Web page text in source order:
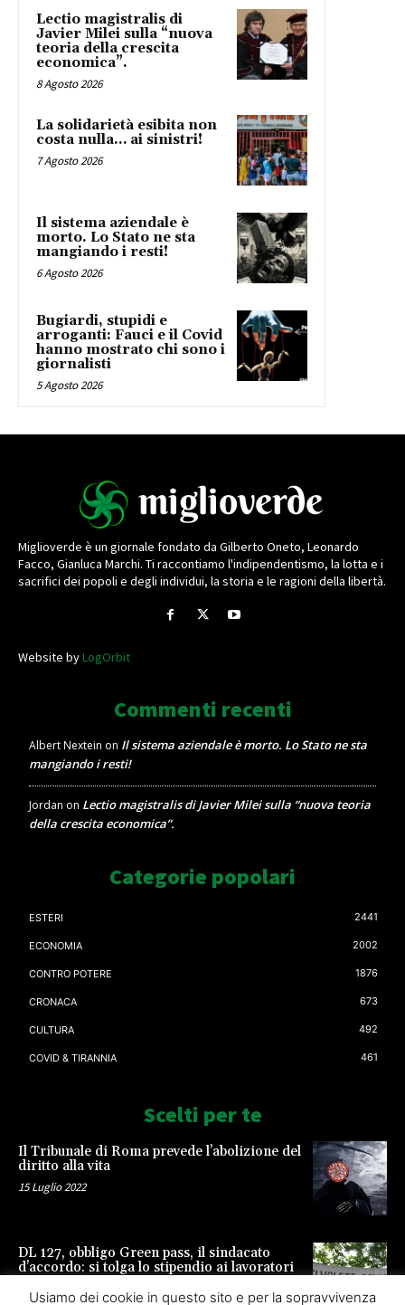
Lectio magistralis di
Javier Milei sulla “nuova
teoria della crescita
economica”.
8 Agosto 2026
La solidarietà esibita non
costa nulla… ai sinistri!
7 Agosto 2026
Il sistema aziendale è
morto. Lo Stato ne sta
mangiando i resti!
6 Agosto 2026
Bugiardi, stupidi e
arroganti: Fauci e il Covid
hanno mostrato chi sono i
giornalisti
5 Agosto 2026
Miglioverde è un giornale fondato da Gilberto Oneto, Leonardo
Facco, Gianluca Marchi. Ti raccontiamo l'indipendentismo, la lotta e i
sacrifici dei popoli e degli individui, la storia e le ragioni della libertà.
Website byLogOrbit
Commenti recenti
Albert Nextein on Il sistema aziendale è morto. Lo Stato ne sta
mangiando i resti!
Jordan on Lectio magistralis di Javier Milei sulla “nuova teoria
della crescita economica”.
Categorie popolari
ESTERI 2441
ECONOMIA 2002
CONTRO POTERE 1876
CRONACA 673
CULTURA 492
COVID & TIRANNIA 461
Scelti per te
Il Tribunale di Roma prevede l’abolizione del
diritto alla vita
15 Luglio 2022
DL 127, obbligo Green pass, il sindacato
d’accordo: si tolga lo stipendio ai lavoratori
Usiamo dei cookie in questo sito e per la sopravvivenza